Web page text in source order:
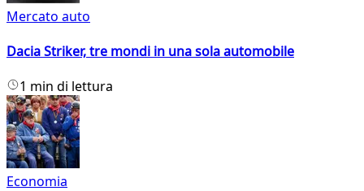
Mercato auto
Dacia Striker, tre mondi in una sola automobile
1 min di lettura
Economia